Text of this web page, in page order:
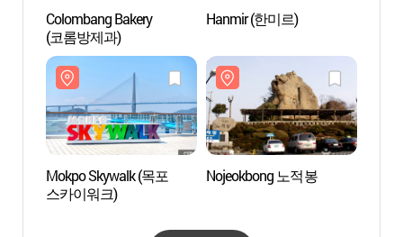
Colombang Bakery
(코롬방제과)
Hanmir (한미르)
Mokpo Skywalk (목포
스카이워크)
Nojeokbong 노적봉